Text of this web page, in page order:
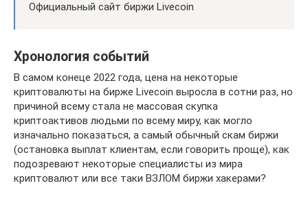
Официальный сайт биржи Livecoin
Хронология событий
В самом конеце 2022 года, цена на некоторые
криптовалюты на бирже Livecoin выросла в сотни раз, но
причиной всему стала не массовая скупка
криптоактивов людьми по всему миру, как могло
изначально показаться, а самый обычный скам биржи
(остановка выплат клиентам, если говорить проще), как
подозревают некоторые специалисты из мира
криптовалют или все таки ВЗЛОМ биржи хакерами?